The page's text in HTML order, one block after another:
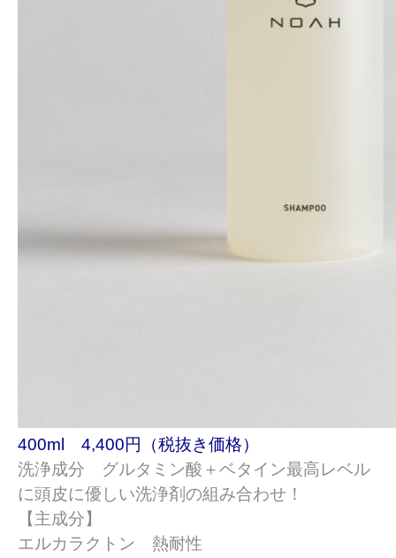
400ml 4,400円（税抜き価格）
洗浄成分 グルタミン酸＋ベタイン最高レベル
に頭皮に優しい洗浄剤の組み合わせ！
【主成分】
エルカラクトン 熱耐性